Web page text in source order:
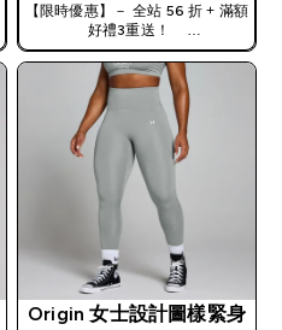
【限時優惠】－ 全站 56 折 + 滿額
好禮3重送！
使用優惠碼，獲得額外折扣：
TW56
Origin 女士設計圖樣緊身